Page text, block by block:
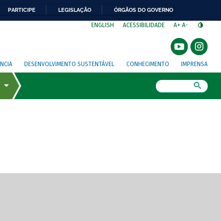
PARTICIPE LEGISLAÇÃO ÓRGÃOS DO GOVERNO
ENGLISH ACESSIBILIDADE A+ A-
DESENVOLVIMENTO SUSTENTÁVEL CONHECIMENTO IMPRENSA
de tela